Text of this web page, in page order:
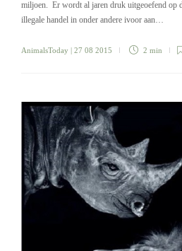
miljoen. Er wordt al jaren druk uitgeoefend op
illegale handel in onder andere ivoor aan…
AnimalsToday | 27 08 2015 2 min